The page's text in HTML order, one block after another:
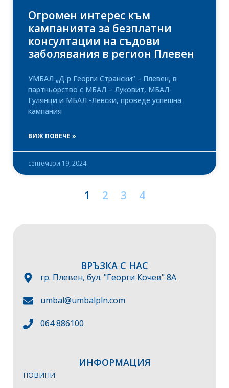
Огромен интерес към
кампанията за безплатни
консултации на съдови
заболявания в регион Плевен
УМБАЛ „Д-р Георги Странски“ – Плевен, в
партньорство с МБАЛ – Луковит, МБАЛ-
Гулянци и МБАЛ -Левски, проведе успешна
кампания
ВИЖ ПОВЕЧЕ »
септември 19, 2024
1 2 3 4
ИНФОРМАЦИЯ
НОВИНИ
ВРЪЗКА С НАС
гр. Плевен, бул. "Георги Кочев" 8А
umbal@umbalpln.com
064 886100